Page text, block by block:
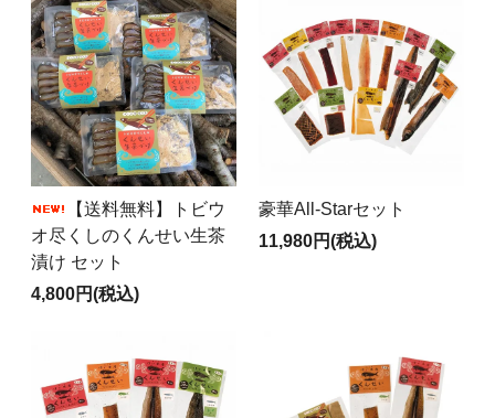
【送料無料】トビウ
オ尽くしのくんせい生茶
漬け セット
4,800円(税込)
豪華All-Starセット
11,980円(税込)